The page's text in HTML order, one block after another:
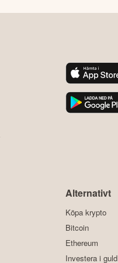
Alternativt
Köpa krypto
Bitcoin
Ethereum
Investera i guld